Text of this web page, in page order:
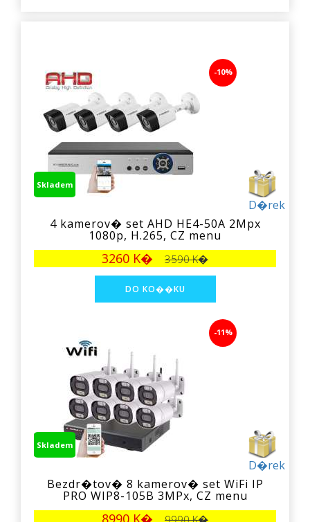
-10%
D�rek
Skladem
4 kamerov� set AHD HE4-50A 2Mpx
1080p, H.265, CZ menu
3260 K� 3590 K�
-11%
D�rek
Skladem
Bezdr�tov� 8 kamerov� set WiFi IP
PRO WIP8-105B 3MPx, CZ menu
8990 K� 9990 K�